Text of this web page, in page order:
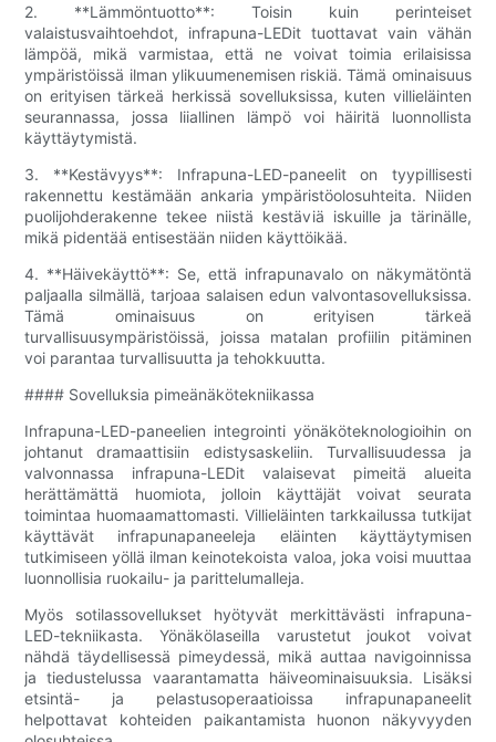
2. **Lämmöntuotto**: Toisin kuin perinteiset
valaistusvaihtoehdot, infrapuna-LEDit tuottavat vain vähän
lämpöä, mikä varmistaa, että ne voivat toimia erilaisissa
ympäristöissä ilman ylikuumenemisen riskiä. Tämä ominaisuus
on erityisen tärkeä herkissä sovelluksissa, kuten villieläinten
seurannassa, jossa liiallinen lämpö voi häiritä luonnollista
käyttäytymistä.
3. **Kestävyys**: Infrapuna-LED-paneelit on tyypillisesti
rakennettu kestämään ankaria ympäristöolosuhteita. Niiden
puolijohderakenne tekee niistä kestäviä iskuille ja tärinälle,
mikä pidentää entisestään niiden käyttöikää.
4. **Häivekäyttö**: Se, että infrapunavalo on näkymätöntä
paljaalla silmällä, tarjoaa salaisen edun valvontasovelluksissa.
Tämä ominaisuus on erityisen tärkeä
turvallisuusympäristöissä, joissa matalan profiilin pitäminen
voi parantaa turvallisuutta ja tehokkuutta.
#### Sovelluksia pimeänäkötekniikassa
Infrapuna-LED-paneelien integrointi yönäköteknologioihin on
johtanut dramaattisiin edistysaskeliin. Turvallisuudessa ja
valvonnassa infrapuna-LEDit valaisevat pimeitä alueita
herättämättä huomiota, jolloin käyttäjät voivat seurata
toimintaa huomaamattomasti. Villieläinten tarkkailussa tutkijat
käyttävät infrapunapaneeleja eläinten käyttäytymisen
tutkimiseen yöllä ilman keinotekoista valoa, joka voisi muuttaa
luonnollisia ruokailu- ja parittelumalleja.
Myös sotilassovellukset hyötyvät merkittävästi infrapuna-
LED-tekniikasta. Yönäkölaseilla varustetut joukot voivat
nähdä täydellisessä pimeydessä, mikä auttaa navigoinnissa
ja tiedustelussa vaarantamatta häiveominaisuuksia. Lisäksi
etsintä- ja pelastusoperaatioissa infrapunapaneelit
helpottavat kohteiden paikantamista huonon näkyvyyden